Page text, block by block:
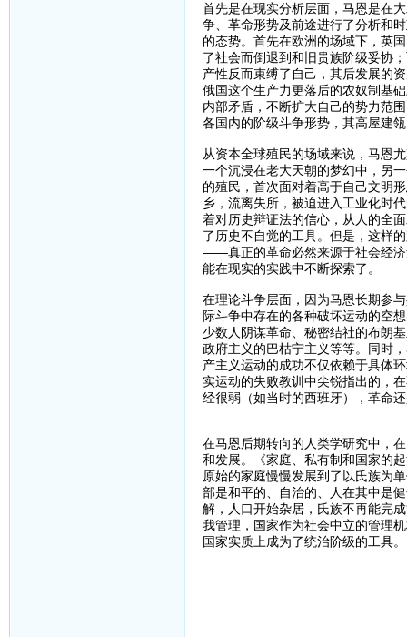
首先是在现实分析层面，马恩是在
争、革命形势及前途进行了分析和
的态势。首先在欧洲的场域下，英
了社会而倒退到和旧贵族阶级妥协
产性反而束缚了自己，其后发展的
俄国这个生产力更落后的农奴制基
内部矛盾，不断扩大自己的势力范
各国内的阶级斗争形势，其高屋建
从资本全球殖民的场域来说，马恩
一个沉浸在老大天朝的梦幻中，另
的殖民，首次面对着高于自己文明
乡，流离失所，被迫进入工业化时
着对历史辩证法的信心，从人的全
了历史不自觉的工具。但是，这样
——真正的革命必然来源于社会经济
能在现实的实践中不断探索了。
在理论斗争层面，因为马恩长期参
际斗争中存在的各种破坏运动的空
少数人阴谋革命、秘密结社的布朗
政府主义的巴枯宁主义等等。同时
产主义运动的成功不仅依赖于具体
实运动的失败教训中尖锐指出的，
经很弱（如当时的西班牙），革命
在马恩后期转向的人类学研究中，
和发展。《家庭、私有制和国家的
原始的家庭慢慢发展到了以氏族为
部是和平的、自治的、人在其中是
解，人口开始杂居，氏族不再能完
我管理，国家作为社会中立的管理
国家实质上成为了统治阶级的工具。